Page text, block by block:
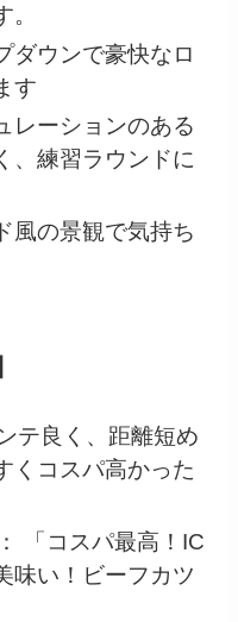
ダウンで豪快なロ
す
レーションのある
、練習ラウンドに
風の景観で気持ち
テ良く、距離短め
くコスパ高かった
「コスパ最高！IC
味い！ビーフカツ